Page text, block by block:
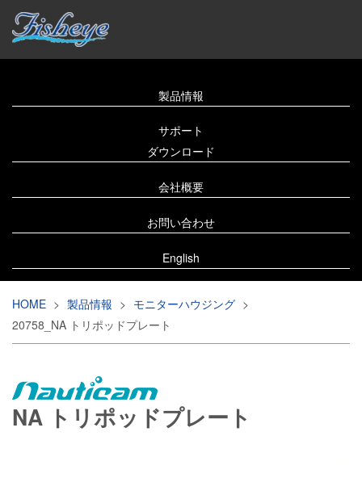
製品情報
サポート
ダウンロード
会社概要
お問い合わせ
English
HOME > 製品情報 > モニターハウジング >
20758_NA トリポッドプレート
NA トリポッドプレート